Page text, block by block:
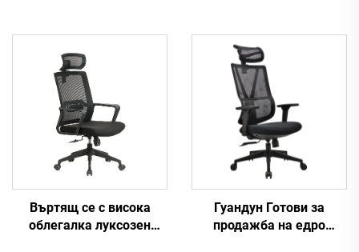
Въртящ се с висока
облегалка луксозен
Гуандун Готови за
продажба на едро